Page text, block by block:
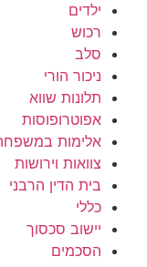
ילדים
רכוש
סלב
ניכור הורי
תלונות שווא
אפוטרופוסות
אלימות
צוואות וירושות
בית הדין הרבני
כללי
יישוב סכסוך
הסכמים